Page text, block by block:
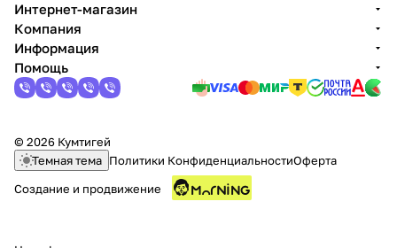
Интернет-магазин
Компания
Информация
Помощь
© 2026 Кумтигей
Темная тема Политики КонфиденциальностиОферта
Создание и продвижение